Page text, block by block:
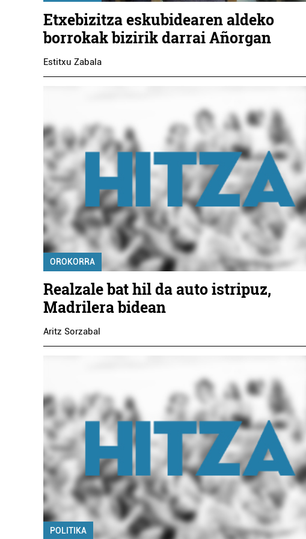
Etxebizitza eskubidearen aldeko
borrokak bizirik darrai Añorgan
Estitxu Zabala
OROKORRA
Realzale bat hil da auto istripuz,
Madrilera bidean
Aritz Sorzabal
POLITIKA